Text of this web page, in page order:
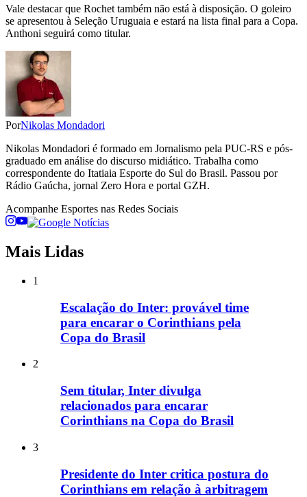
Vale destacar que Rochet também não está à disposição. O goleiro
se apresentou à Seleção Uruguaia e estará na lista final para a Copa.
Anthoni seguirá como titular.
PorNikolas Mondadori
Nikolas Mondadori é formado em Jornalismo pela PUC-RS e pós-
graduado em análise do discurso midiático. Trabalha como
correspondente do Itatiaia Esporte do Sul do Brasil. Passou por
Rádio Gaúcha, jornal Zero Hora e portal GZH.
Acompanhe Esportes nas Redes Sociais
Mais Lidas
1
Escalação do Inter: provável time
para encarar o Corinthians pela
Copa do Brasil
2
Sem titular, Inter divulga
relacionados para encarar
Corinthians na Copa do Brasil
3
Presidente do Inter critica postura do
Corinthians em relação à arbitragem